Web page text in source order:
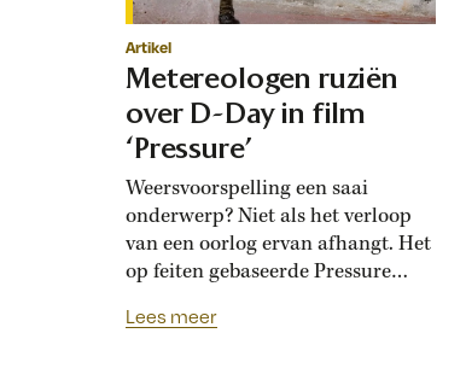
Artikel
Metereologen ruziën
over D-Day in film
‘Pressure’
Weersvoorspelling een saai
onderwerp? Niet als het verloop
van een oorlog ervan afhangt. Het
op feiten gebaseerde Pressure
tussen geallieerde meteorologen
Lees meer